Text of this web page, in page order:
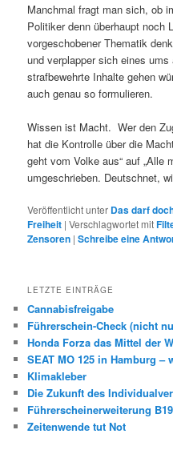
Manchmal fragt man sich, ob
Politiker denn überhaupt noch
vorgeschobener Thematik
und verplapper sich eines
strafbewehrte Inhalte gehen
auch genau so formulieren.
Wissen ist Macht. Wer den
hat die Kontrolle über die
geht vom Volke aus“ auf „Alle
umgeschrieben. Deutschnet,
Veröffentlicht unter Das darf
Freiheit |Verschlagwortet mit
Zensoren |Schreibe eine
LETZTE EINTRÄGE
Cannabisfreigabe
Führerschein-Check (nicht
Honda Forza das Mittel der
SEAT MO 125 in Hamburg –
Klimakleber
Die Zukunft des
Führerscheinerweiterung
Zeitenwende tut Not